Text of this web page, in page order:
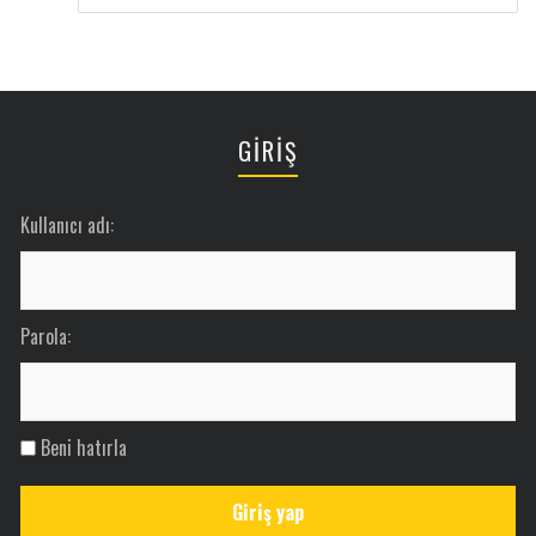
GİRİŞ
Kullanıcı adı:
Parola:
Beni hatırla
Giriş yap